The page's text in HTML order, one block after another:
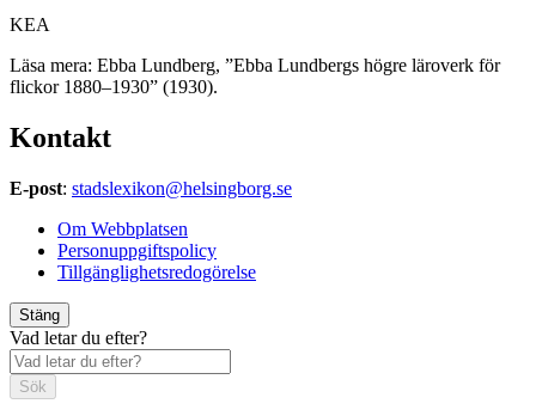
KEA
Läsa mera: Ebba Lundberg, ”Ebba Lundbergs högre läroverk för
flickor 1880–1930” (1930).
Kontakt
E-post: stadslexikon@helsingborg.se
Om Webbplatsen
Personuppgiftspolicy
Tillgänglighetsredogörelse
Stäng
Vad letar du efter?
Sök